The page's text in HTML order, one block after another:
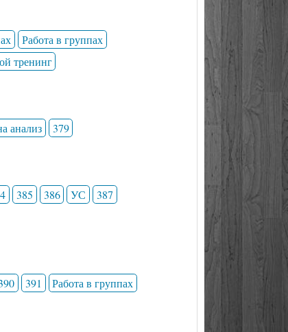
Работа в группах
тренинг
анализ 379
385 386 УС
387
391
Работа в группах